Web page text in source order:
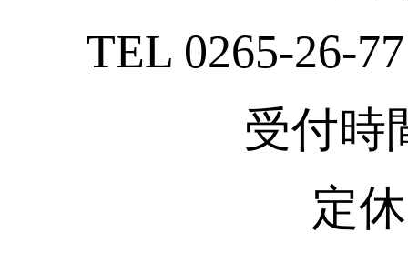
TEL 0265-26-
受付時
定